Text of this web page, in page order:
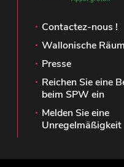
Contactez-nous !
Wallonische
Presse
Reichen Sie eine
beim SPW ein
Melden Sie eine
Unregelmäßigkeit